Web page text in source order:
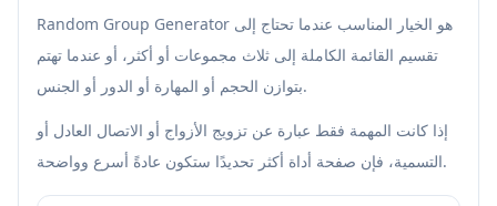
Random Group Generator هو الخيار المناسب عندما تحتاج إلى
تقسيم القائمة الكاملة إلى ثلاث مجموعات أو أكثر، أو عندما تهتم
بتوازن الحجم أو المهارة أو الدور أو الجنس.
إذا كانت المهمة فقط عبارة عن تزويج الأزواج أو الاتصال العادل أو
التسمية، فإن صفحة أداة أكثر تحديدًا ستكون عادةً أسرع وواضحة.